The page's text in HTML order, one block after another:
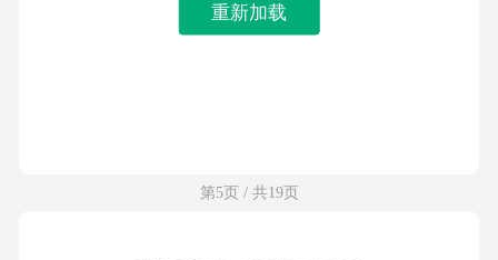
重新加载
第5页 / 共19页